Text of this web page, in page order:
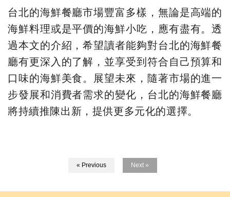
台北的海鮮餐廳市場豐富多樣，無論是高端的
海鮮料理或是平價的海鮮小吃，應有盡有。透
過本文的介紹，希望讀者能夠對台北的海鮮餐
廳有更深入的了解，並享受到符合自己預算和
口味的海鮮美食。展望未來，隨著市場的進一
步發展和消費者需求的變化，台北的海鮮餐廳
將持續推陳出新，提供更多元化的選擇。
« Previous Next »